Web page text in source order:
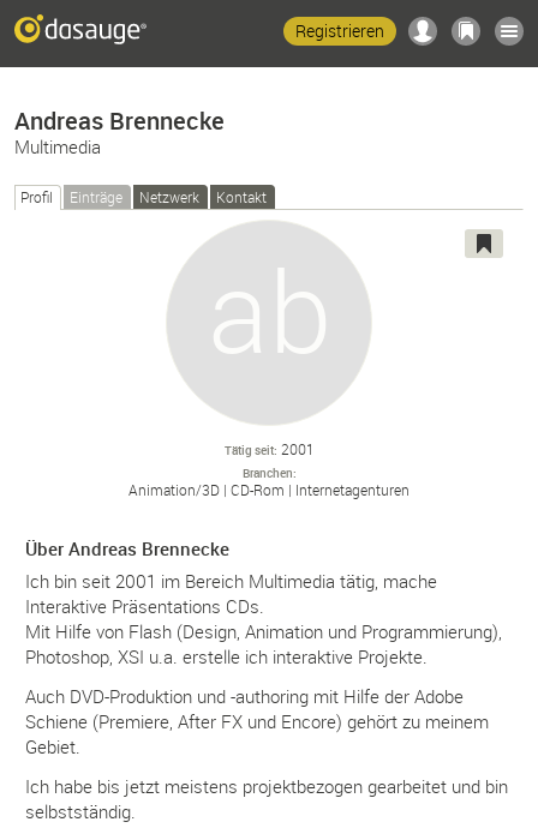
Registrieren
Andreas Brennecke
Multimedia
Profil Einträge Netzwerk Kontakt
Tätig seit 2001
Branchen
Animation/3D CD-Rom Internetagenturen
Über Andreas Brennecke
Ich bin seit 2001 im Bereich Multimedia tätig, mache
Interaktive Präsentations CDs.
Mit Hilfe von Flash (Design, Animation und Programmierung),
Photoshop, XSI u.a. erstelle ich interaktive Projekte.
Auch DVD-Produktion und -authoring mit Hilfe der Adobe
Schiene (Premiere, After FX und Encore) gehört zu meinem
Gebiet.
Ich habe bis jetzt meistens projektbezogen gearbeitet und bin
selbstständig.